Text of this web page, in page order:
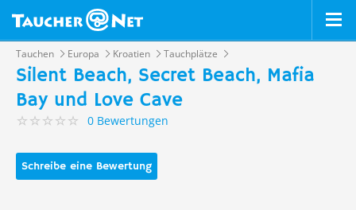
Tauchen Europa Kroatien Tauchplätze
Silent Beach, Secret Beach, Mafia
Bay und Love Cave
0 Bewertungen
Schreibe eine Bewertung